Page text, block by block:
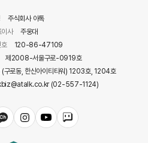
주식회사 아톡
이사
주웅대
120-86-47109
제2008-서울구로-0919호
구로동, 한신아이티타워) 1203호, 1204호
(02-557-1124)